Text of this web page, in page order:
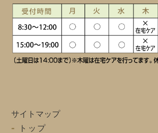
サイトマップ
トップ